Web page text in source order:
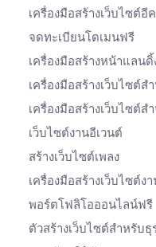
เครื่องมือสร้างเว็บไซต์อี
จดทะเบียนโดเมนฟรี
เครื่องมือสร้างหน้าแลนดิ้
เครื่องมือสร้างเว็บไซต์ส
เครื่องมือสร้างเว็บไซต์ส
เว็บไซต์งานอีเวนต์
สร้างเว็บไซต์เพลง
เครื่องมือสร้างเว็บไซต์ง
พอร์ตโฟลิโอออนไลน์ฟรี
ตัวสร้างเว็บไซต์สำหรับ